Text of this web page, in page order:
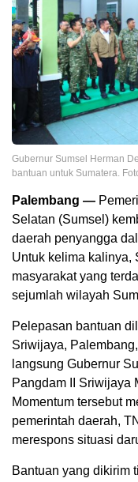
Gubernur Sumsel Herman
bantuan untuk Sumatera.
Palembang —
Selatan (Sumsel)
daerah penyangga
Untuk kelima kalinya,
masyarakat yang
sejumlah wilayah
Pelepasan bantuan
Sriwijaya,
langsung Gubernur
Pangdam II Sriwijaya
Momentum tersebut
pemerintah daerah,
merespons situasi
Bantuan yang dikirim